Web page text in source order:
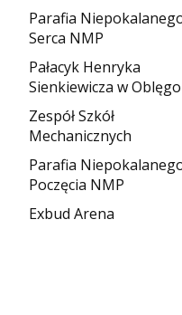
Parafia
Serca NMP
Pałacyk Henryka
Sienkiewicza w
Zespół Szkół
Mechanicznych
Parafia
Poczęcia NMP
Exbud Arena